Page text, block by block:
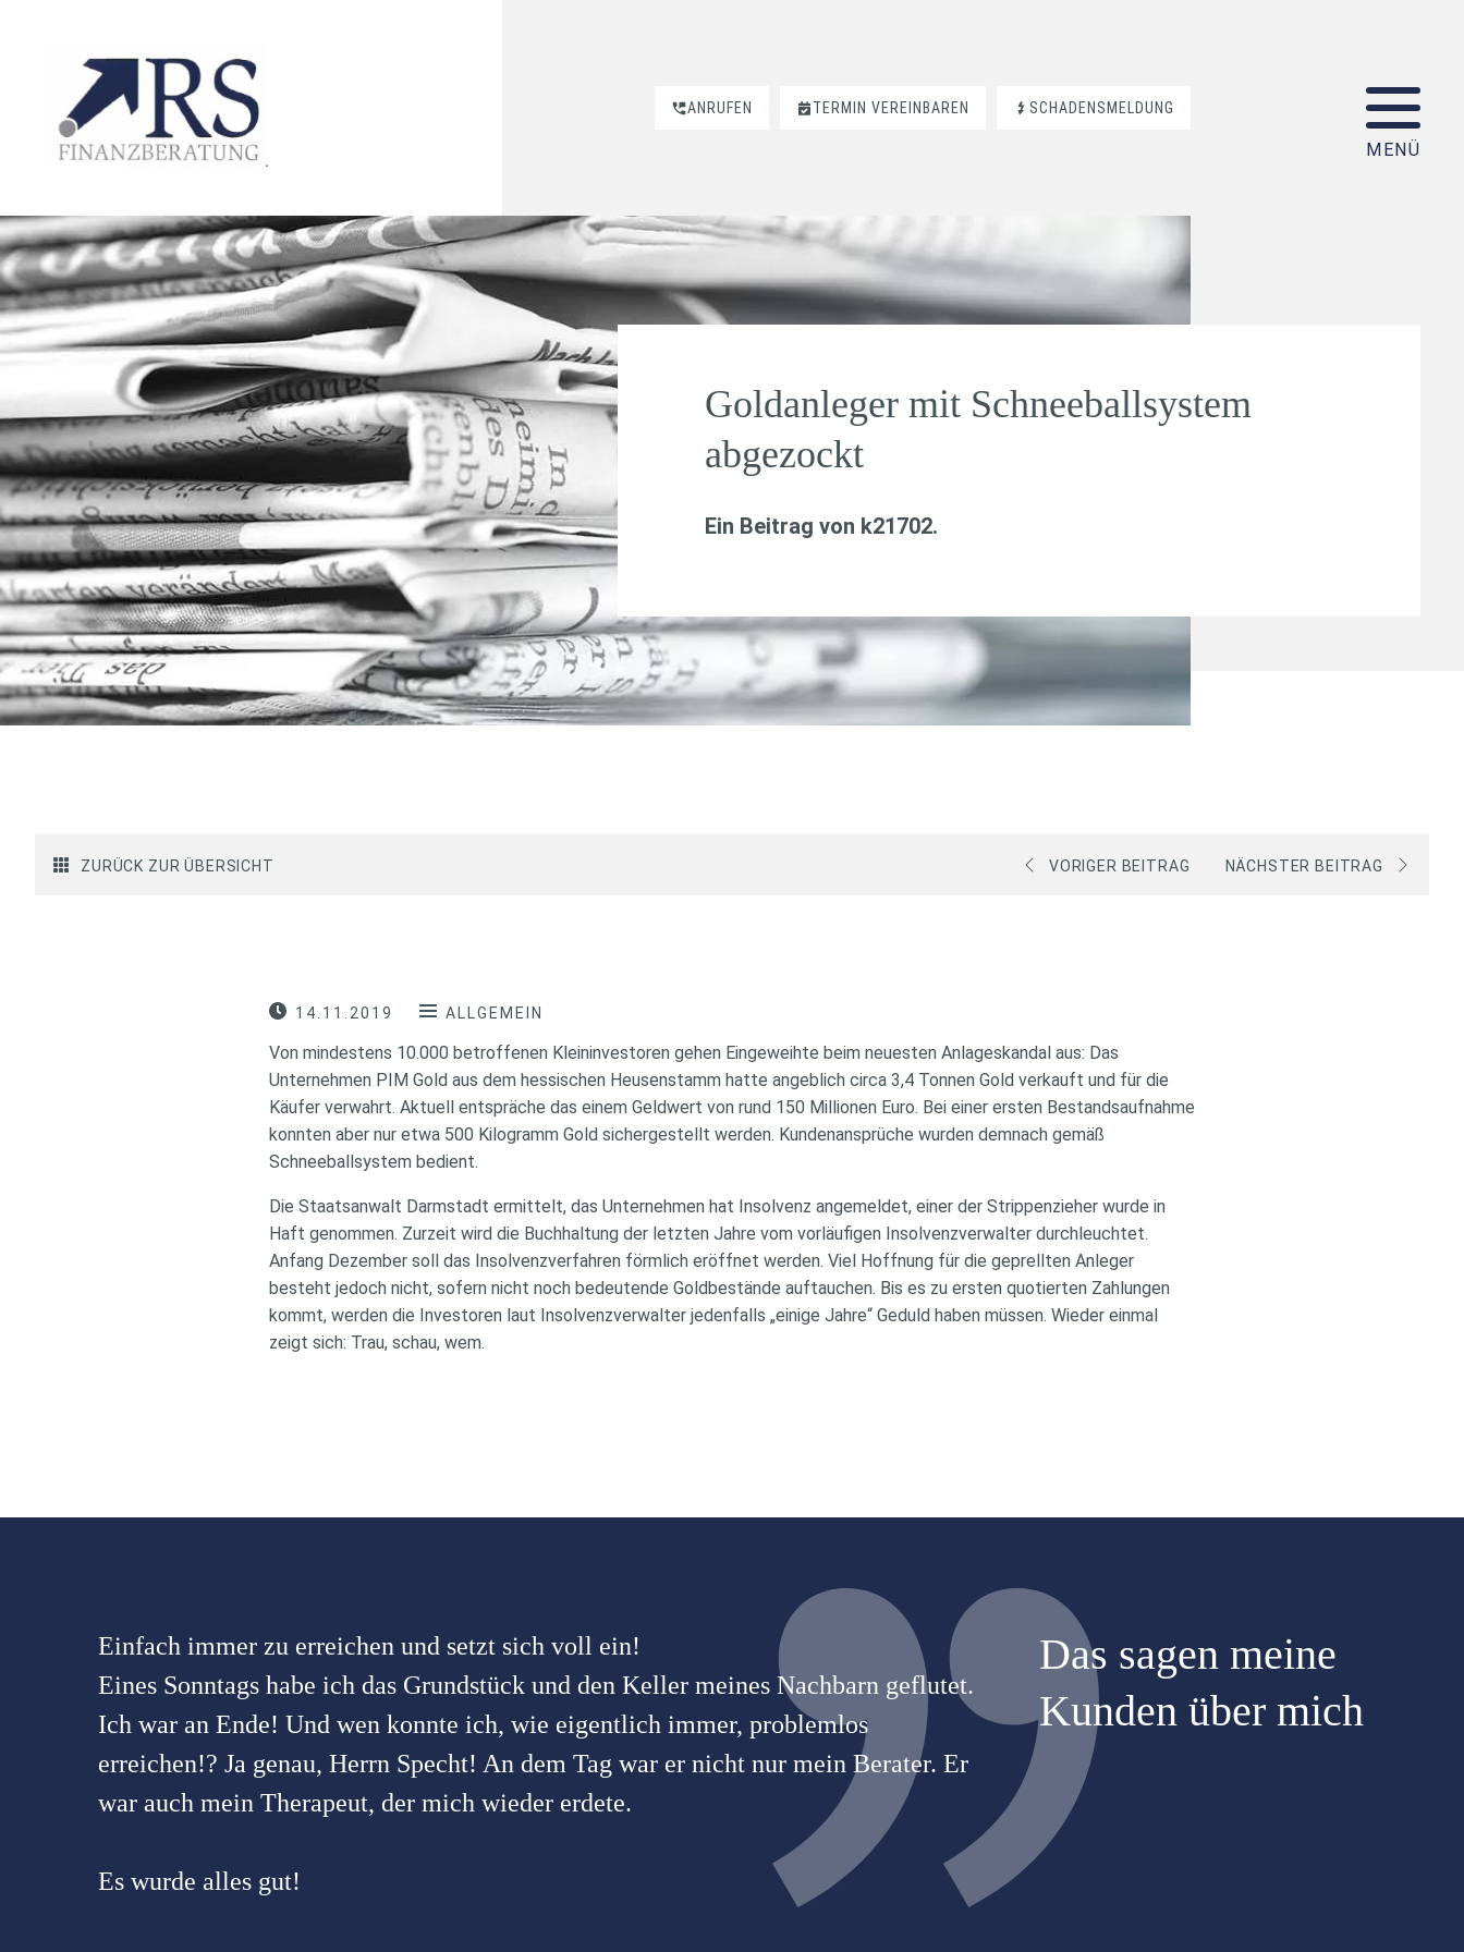
ANRUFEN TERMIN VEREINBAREN SCHADENSMELDUNG
Goldanleger mit Schneeballsystem
abgezockt
Ein Beitrag von k21702.
ZURÜCK ZUR ÜBERSICHT VORIGER BEITRAG NÄCHSTER BEITRAG
14.11.2019 ALLGEMEIN
Von mindestens 10.000 betroffenen Kleininvestoren gehen Eingeweihte beim neuesten Anlageskandal aus: Das
Unternehmen PIM Gold aus dem hessischen Heusenstamm hatte angeblich circa 3,4 Tonnen Gold verkauft und für die
Käufer verwahrt. Aktuell entspräche das einem Geldwert von rund 150 Millionen Euro. Bei einer ersten Bestandsaufnahme
konnten aber nur etwa 500 Kilogramm Gold sichergestellt werden. Kundenansprüche wurden demnach gemäß
Schneeballsystem bedient.
Die Staatsanwalt Darmstadt ermittelt, das Unternehmen hat Insolvenz angemeldet, einer der Strippenzieher wurde in
Haft genommen. Zurzeit wird die Buchhaltung der letzten Jahre vom vorläufigen Insolvenzverwalter durchleuchtet.
Anfang Dezember soll das Insolvenzverfahren förmlich eröffnet werden. Viel Hoffnung für die geprellten Anleger
besteht jedoch nicht, sofern nicht noch bedeutende Goldbestände auftauchen. Bis es zu ersten quotierten Zahlungen
kommt, werden die Investoren laut Insolvenzverwalter jedenfalls „einige Jahre“ Geduld haben müssen. Wieder einmal
zeigt sich: Trau, schau, wem.
Das sagen meine
Kunden über mich
Einfach immer zu erreichen und setzt sich voll ein!
Eines Sonntags habe ich das Grundstück und den Keller meines Nachbarn geflutet.
Ich war an Ende! Und wen konnte ich, wie eigentlich immer, problemlos
erreichen!? Ja genau, Herrn Specht! An dem Tag war er nicht nur mein Berater. Er
war auch mein Therapeut, der mich wieder erdete.
Es wurde alles gut!